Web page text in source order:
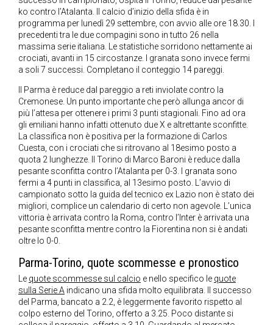
ko contro l’Atalanta. Il calcio d’inizio della sfida è in
programma per lunedì 29 settembre, con avvio alle ore 18.30. I
precedenti tra le due compagini sono in tutto 26 nella
massima serie italiana. Le statistiche sorridono nettamente ai
crociati, avanti in 15 circostanze. I granata sono invece fermi
a soli 7 successi. Completano il conteggio 14 pareggi.
Il Parma è reduce dal pareggio a reti inviolate contro la
Cremonese. Un punto importante che però allunga ancor di
più l’attesa per ottenere i primi 3 punti stagionali. Fino ad ora
gli emiliani hanno infatti ottenuto due X e altrettante sconfitte.
La classifica non è positiva per la formazione di Carlos
Cuesta, con i crociati che si ritrovano al 18esimo posto a
quota 2 lunghezze. Il Torino di Marco Baroni è reduce dalla
pesante sconfitta contro l’Atalanta per 0-3. I granata sono
fermi a 4 punti in classifica, al 13esimo posto. L’avvio di
campionato sotto la guida del tecnico ex Lazio non è stato dei
migliori, complice un calendario di certo non agevole. L’unica
vittoria è arrivata contro la Roma, contro l’Inter è arrivata una
pesante sconfitta mentre contro la Fiorentina non si è andati
oltre lo 0-0.
Parma-Torino, quote scommesse e pronostico
Le quote scommesse sul calcio e nello specifico le quote
sulla Serie A indicano una sfida molto equilibrata. Il successo
del Parma, bancato a 2.2, è leggermente favorito rispetto al
colpo esterno del Torino, offerto a 3.25. Poco distante si